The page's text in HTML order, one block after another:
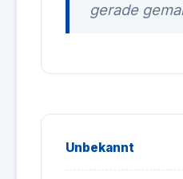
gerade
Unbekannt